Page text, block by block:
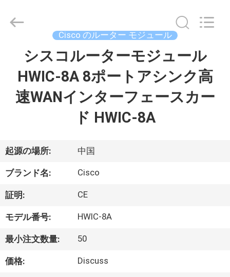
ビ
デ
オ
わ
た
Equipment
Cisco のルーター モジュール
シスコルーターモジュール
HWIC-8A 8ポートアシンク高
速WANインターフェースカー
ド HWIC-8A
起源の場所: 中国
ブランド名: Cisco
証明: CE
モデル番号: HWIC-8A
最小注文数量: 50
価格: Discuss